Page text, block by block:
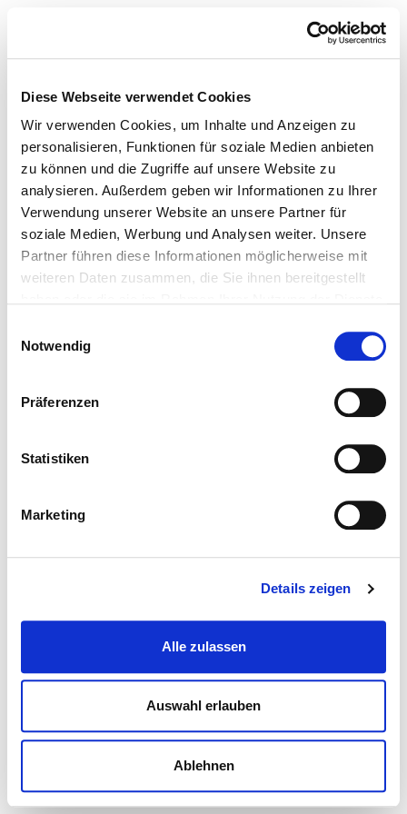
Diese Webseite verwendet Cookies
Wir verwenden Cookies, um Inhalte und Anzeigen zu
personalisieren, Funktionen für soziale Medien anbieten
zu können und die Zugriffe auf unsere Website zu
analysieren. Außerdem geben wir Informationen zu Ihrer
Verwendung unserer Website an unsere Partner für
soziale Medien, Werbung und Analysen weiter. Unsere
Partner führen diese Informationen möglicherweise mit
weiteren Daten zusammen, die Sie ihnen bereitgestellt
Notwendig
Präferenzen
Statistiken
Marketing
Details zeigen
Alle zulassen
Auswahl erlauben
Ablehnen